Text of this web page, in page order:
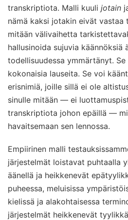
transkriptiota. Malli kuuli jotain
nämä kaksi jotakin eivät vastaa
mitään välivaihetta
hallusinoida sujuvia käännöksiä
todellisuudessa ymmärtänyt.
kokonaisia lauseita. Se voi
erisnimiä, joille sillä ei ole
sinulle mitään — ei
transkriptiota johon epäillä —
havaitsemaan sen lennossa.
Empiirinen malli
järjestelmät loistavat puhtaalla
äänellä ja heikkenevät
puheessa, meluisissa
kielissä ja alakohtaisessa
järjestelmät heikkenevät